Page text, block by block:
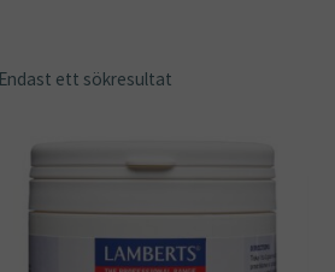
Endast ett sökresultat